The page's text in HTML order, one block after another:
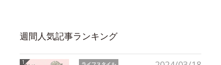
週間人気記事ランキング